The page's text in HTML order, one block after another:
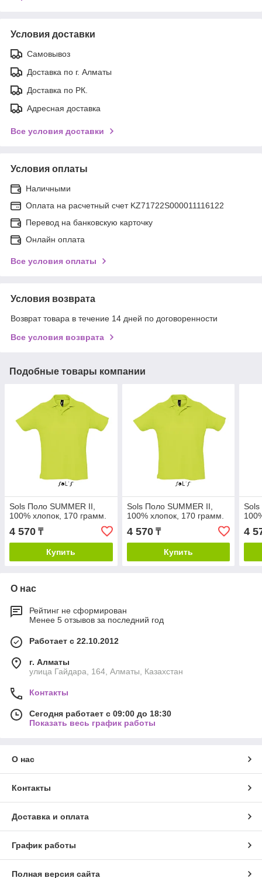
Условия доставки
Самовывоз
Доставка по г. Алматы
Доставка по РК.
Адресная доставка
Все условия доставки
Условия оплаты
Наличными
Оплата на расчетный счет KZ71722S000011116122
Перевод на банковскую карточку
Онлайн оплата
Все условия оплаты
Условия возврата
Возврат товара в течение 14 дней по договоренности
Все условия возврата
Подобные товары компании
Sols Поло SUMMER II,
100% хлопок, 170 грамм.
4 570 ₸
Купить
Sols Поло SUMMER II,
100% хлопок, 170 грамм.
4 570₸
Купить
Sols
4
О нас
Рейтинг не сформирован
Менее 5 отзывов за последний год
Работает с 22.10.2012
г. Алматы
улица Гайдара, 164, Алматы, Казахстан
Контакты
Сегодня работает с 09:00 до 18:30
Показать весь график работы
О нас
Контакты
Доставка и оплата
График работы
Полная версия сайта